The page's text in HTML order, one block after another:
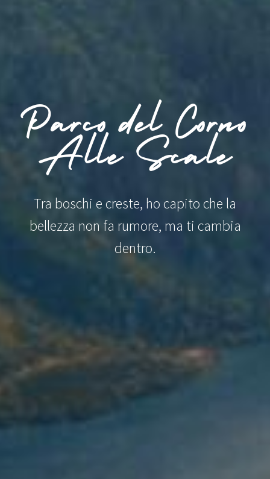
Parco del Corno
Alle Scale
Tra boschi e creste, ho capito che la
bellezza non fa rumore, ma ti cambia
dentro.